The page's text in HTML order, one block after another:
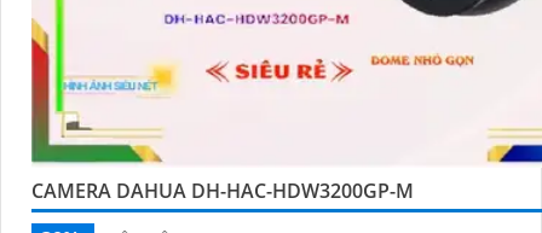
CAMERA DAHUA DH-HAC-HDW3200GP-M